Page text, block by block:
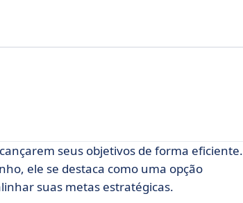
seus objetivos de forma eficiente.
ele se destaca como uma opção
suas metas estratégicas.